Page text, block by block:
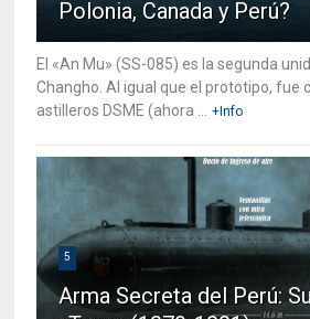
Polonia, Canada y Perú?
El «An Mu» (SS-085) es la segunda
Changho. Al igual que el prototipo, fue
astilleros DSME (ahora ...
+Info
5
Arma Secreta del Perú: